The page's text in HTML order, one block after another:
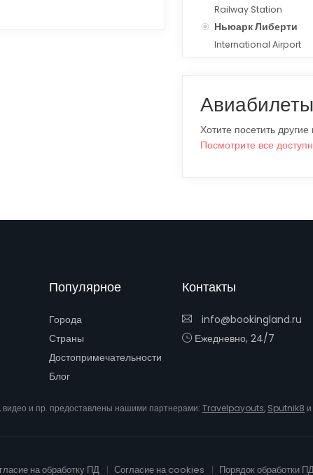
Railway Station
Ньюарк Либерти
International Airport
Хотите посетить
Посмотрите все
Популярное
Города
Страны
Достопримечательности
Блог
Контакты
info@bookingland.ru
Ежедневно, 24/7
и пр. предоставлены нашими партнерами: Travelpayouts, Sputnik8
на обработку ПД Согласие на cookies Порядок обработки